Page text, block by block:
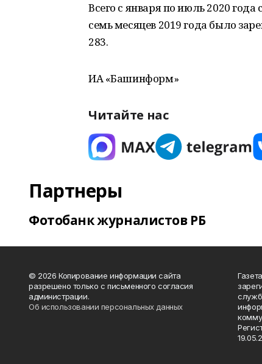
Всего с января по июль 2020
семь месяцев 2019 года было
283.
ИА «Башинформ»
Читайте нас
Партнеры
Фотобанк журналистов РБ
© 2026 Копирование информации сайта
разрешено только с письменного согласия
администрации.
Об использовании персональных данных